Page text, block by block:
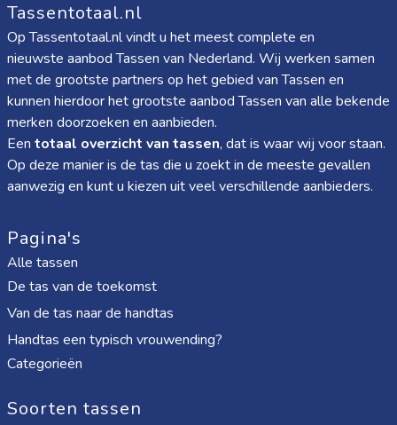
Tassentotaal.nl
Op Tassentotaal.nl vindt u het meest complete en
nieuwste aanbod Tassen van Nederland. Wij werken samen
met de grootste partners op het gebied van Tassen en
kunnen hierdoor het grootste aanbod Tassen van alle bekende
merken doorzoeken en aanbieden.
Een totaal overzicht van tassen, dat is waar wij voor staan.
Op deze manier is de tas die u zoekt in de meeste gevallen
aanwezig en kunt u kiezen uit veel verschillende aanbieders.
Pagina's
Alle tassen
De tas van de toekomst
Van de tas naar de handtas
Handtas een typisch vrouwending?
Categorieën
Soorten tassen